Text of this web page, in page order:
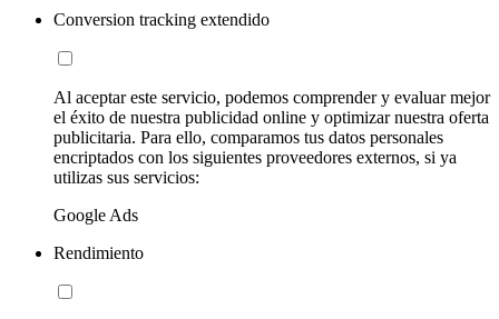
Conversion tracking extendido
Al aceptar este servicio, podemos comprender y evaluar mejor
el éxito de nuestra publicidad online y optimizar nuestra oferta
publicitaria. Para ello, comparamos tus datos personales
encriptados con los siguientes proveedores externos, si ya
utilizas sus servicios:
Google Ads
Rendimiento